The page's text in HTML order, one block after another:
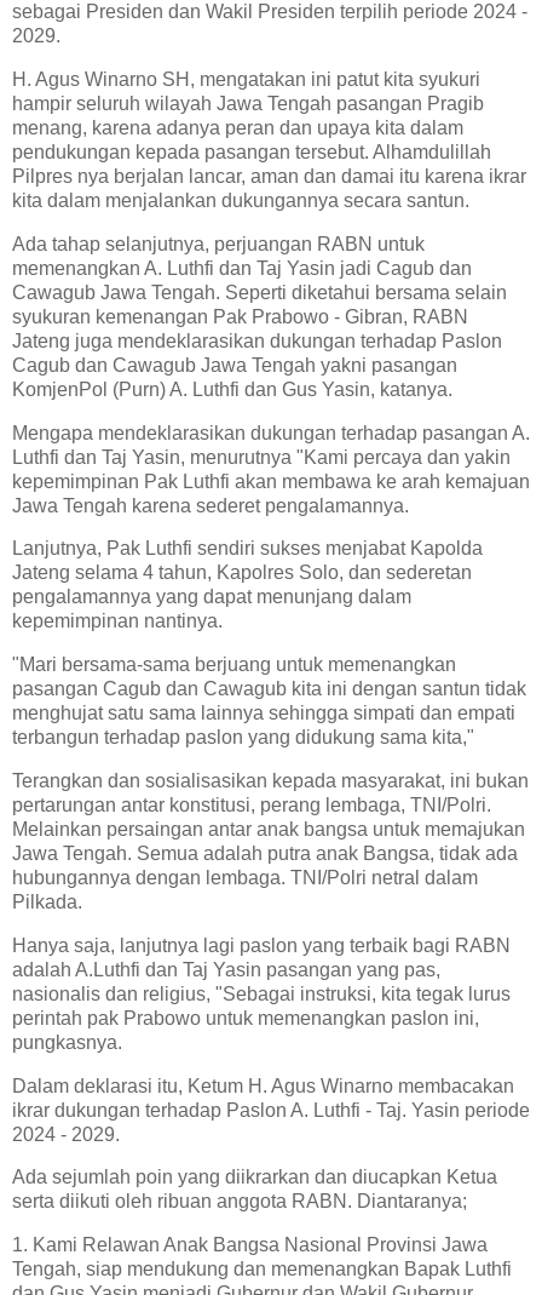
sebagai Presiden dan Wakil Presiden terpilih periode 2024 -
2029.
H. Agus Winarno SH, mengatakan ini patut kita syukuri
hampir seluruh wilayah Jawa Tengah pasangan Pragib
menang, karena adanya peran dan upaya kita dalam
pendukungan kepada pasangan tersebut. Alhamdulillah
Pilpres nya berjalan lancar, aman dan damai itu karena ikrar
kita dalam menjalankan dukungannya secara santun.
Ada tahap selanjutnya, perjuangan RABN untuk
memenangkan A. Luthfi dan Taj Yasin jadi Cagub dan
Cawagub Jawa Tengah. Seperti diketahui bersama selain
syukuran kemenangan Pak Prabowo - Gibran, RABN
Jateng juga mendeklarasikan dukungan terhadap Paslon
Cagub dan Cawagub Jawa Tengah yakni pasangan
KomjenPol (Purn) A. Luthfi dan Gus Yasin, katanya.
Mengapa mendeklarasikan dukungan terhadap pasangan A.
Luthfi dan Taj Yasin, menurutnya "Kami percaya dan yakin
kepemimpinan Pak Luthfi akan membawa ke arah kemajuan
Jawa Tengah karena sederet pengalamannya.
Lanjutnya, Pak Luthfi sendiri sukses menjabat Kapolda
Jateng selama 4 tahun, Kapolres Solo, dan sederetan
pengalamannya yang dapat menunjang dalam
kepemimpinan nantinya.
"Mari bersama-sama berjuang untuk memenangkan
pasangan Cagub dan Cawagub kita ini dengan santun tidak
menghujat satu sama lainnya sehingga simpati dan empati
terbangun terhadap paslon yang didukung sama kita,"
Terangkan dan sosialisasikan kepada masyarakat, ini bukan
pertarungan antar konstitusi, perang lembaga, TNI/Polri.
Melainkan persaingan antar anak bangsa untuk memajukan
Jawa Tengah. Semua adalah putra anak Bangsa, tidak ada
hubungannya dengan lembaga. TNI/Polri netral dalam
Pilkada.
Hanya saja, lanjutnya lagi paslon yang terbaik bagi RABN
adalah A.Luthfi dan Taj Yasin pasangan yang pas,
nasionalis dan religius, "Sebagai instruksi, kita tegak lurus
perintah pak Prabowo untuk memenangkan paslon ini,
pungkasnya.
Dalam deklarasi itu, Ketum H. Agus Winarno membacakan
ikrar dukungan terhadap Paslon A. Luthfi - Taj. Yasin periode
2024 - 2029.
Ada sejumlah poin yang diikrarkan dan diucapkan Ketua
serta diikuti oleh ribuan anggota RABN. Diantaranya;
1. Kami Relawan Anak Bangsa Nasional Provinsi Jawa
Tengah, siap mendukung dan memenangkan Bapak Luthfi